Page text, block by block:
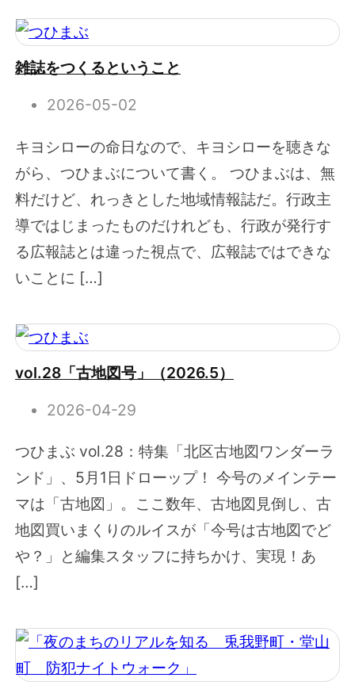
雑誌をつくるということ
2026-05-02
キヨシローの命日なので、キヨシローを聴きな
がら、つひまぶについて書く。 つひまぶは、無
料だけど、れっきとした地域情報誌だ。行政主
導ではじまったものだけれども、行政が発行す
る広報誌とは違った視点で、広報誌ではできな
いことに […]
vol.28「古地図号」（2026.5）
2026-04-29
つひまぶ vol.28：特集「北区古地図ワンダーラ
ンド」、5月1日ドローップ！ 今号のメインテー
マは「古地図」。ここ数年、古地図見倒し、古
地図買いまくりのルイスが「今号は古地図でど
や？」と編集スタッフに持ちかけ、実現！あ
[…]